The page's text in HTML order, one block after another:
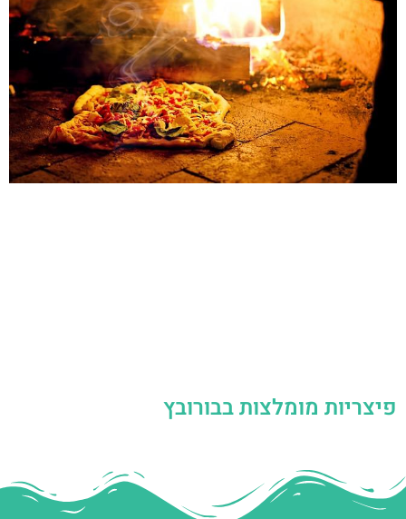
פיצריות מומלצות בבורובץ